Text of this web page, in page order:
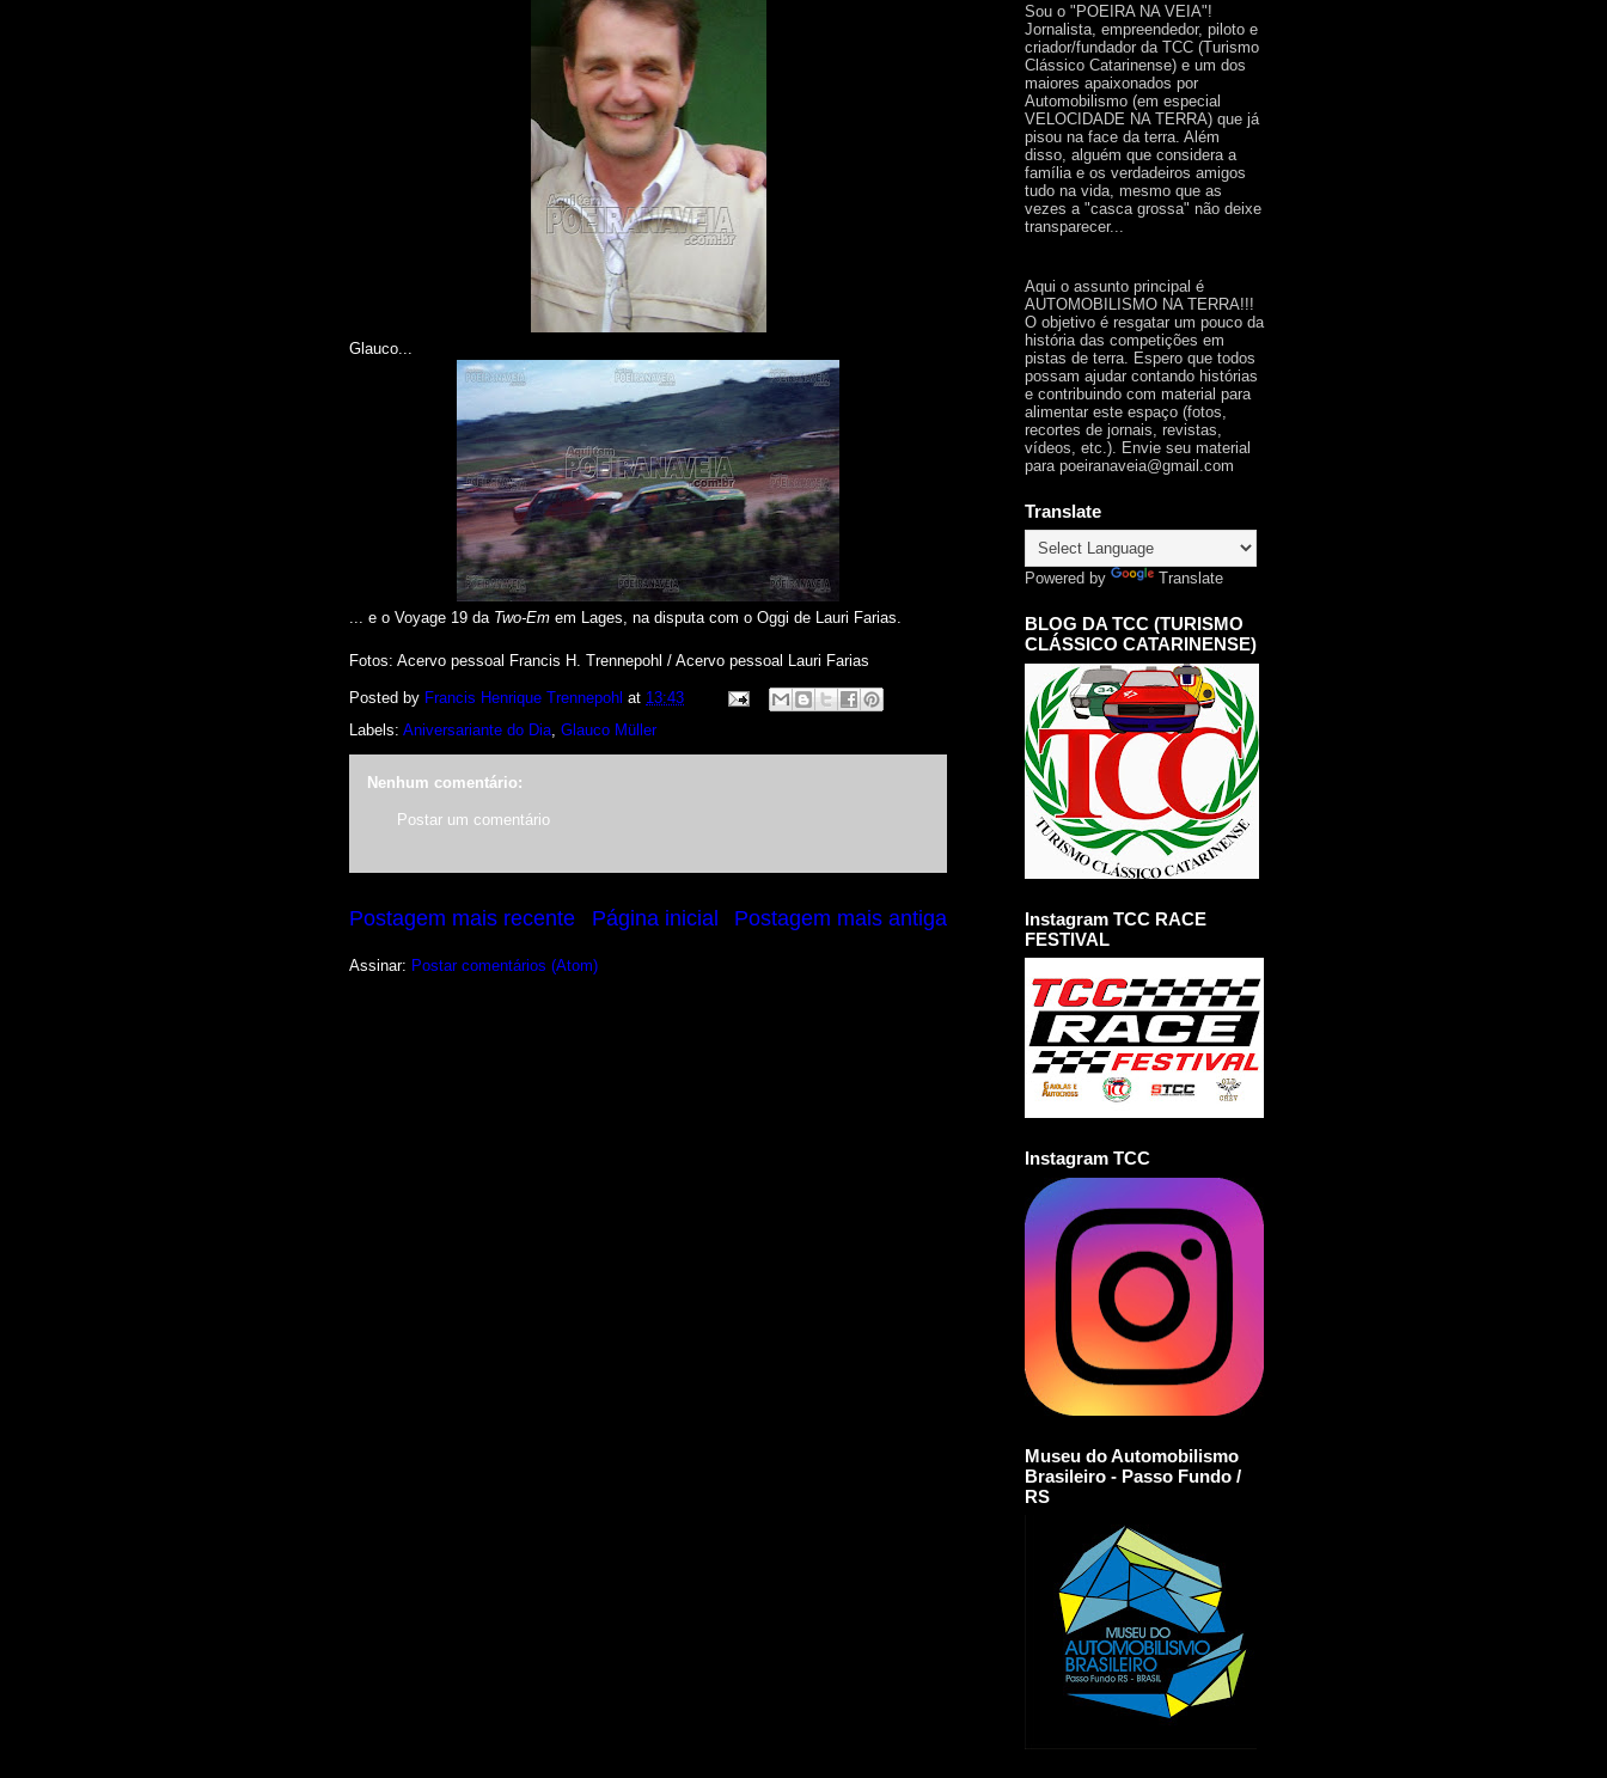
Glauco...
... e o Voyage 19 da Two-Em em Lages, na disputa com o Oggi de Lauri Farias.
Fotos: Acervo pessoal Francis H. Trennepohl / Acervo pessoal Lauri Farias
Posted by Francis Henrique Trennepohl at 13:43
Labels: Aniversariante do Dia, Glauco Müller
Nenhum comentário:
Postar um comentário
Postagem mais recente Postagem mais antiga
Página inicial
Assinar: Postar comentários (Atom)
Sou o "POEIRA NA VEIA"!
Jornalista, empreendedor, piloto e
criador/fundador da TCC (Turismo
Clássico Catarinense) e um dos
maiores apaixonados por
Automobilismo (em especial
VELOCIDADE NA TERRA) que já
pisou na face da terra. Além
disso, alguém que considera a
família e os verdadeiros amigos
tudo na vida, mesmo que as
vezes a "casca grossa" não deixe
transparecer...
Aqui o assunto principal é
AUTOMOBILISMO NA TERRA!!!
O objetivo é resgatar um pouco da
história das competições em
pistas de terra. Espero que todos
possam ajudar contando histórias
e contribuindo com material para
alimentar este espaço (fotos,
recortes de jornais, revistas,
vídeos, etc.). Envie seu material
para poeiranaveia@gmail.com
Translate
Powered by Translate
BLOG DA TCC (TURISMO
CLÁSSICO CATARINENSE)
Instagram TCC RACE
FESTIVAL
Instagram TCC
Museu do Automobilismo
Brasileiro - Passo Fundo /
RS